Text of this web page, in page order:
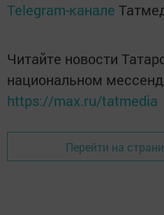
Telegram-канале
Читайте новости
национальном
https://max.ru/tatmedia
Перейти на